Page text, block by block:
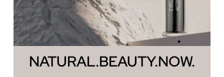
NATURAL.BEAUTY.NOW.